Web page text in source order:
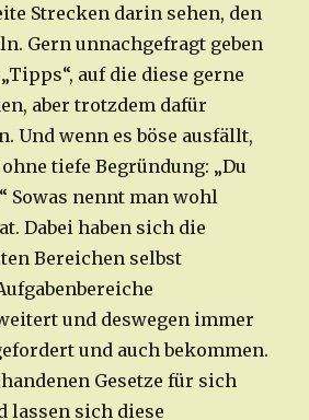
Strecken darin sehen, den
Gern unnachgefragt geben
auf die diese gerne
aber trotzdem dafür
Und wenn es böse ausfällt,
tiefe Begründung: „Du
Sowas nennt man wohl
Dabei haben sich die
Bereichen selbst
und deswegen immer
und auch bekommen.
Gesetze für sich
lassen sich diese